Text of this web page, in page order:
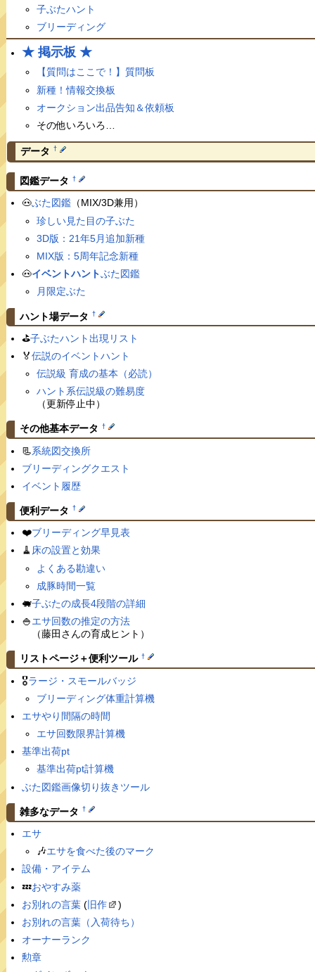
子ぶたハント
ブリーディング
★ 掲示板 ★
【質問はここで！】質問板
新種！情報交換板
オークション出品告知＆依頼板
その他いろいろ…
データ †
図鑑データ †
🐽ぶた図鑑（MIX/3D兼用）
珍しい見た目の子ぶた
3D版：21年5月追加新種
MIX版：5周年記念新種
🐽イベントハントぶた図鑑
月限定ぶた
ハント場データ †
⛳️子ぶたハント出現リスト
🏅伝説のイベントハント
伝説級 育成の基本（必読）
ハント系伝説級の難易度
（更新停止中）
その他基本データ †
📃系統図交換所
ブリーディングクエスト
イベント履歴
便利データ †
❤️ブリーディング早見表
🧹 床の設置と効果
よくある勘違い
成豚時間一覧
🐖子ぶたの成長4段階の詳細
🍚エサ回数の推定の方法
（藤田さんの育成ヒント）
リストページ＋便利ツール †
🎖ラージ・スモールバッジ
ブリーディング体重計算機
エサやり間隔の時間
エサ回数限界計算機
基準出荷pt
基準出荷pt計算機
ぶた図鑑画像切り抜きツール
雑多なデータ †
エサ
🎶エサを食べた後のマーク
設備・アイテム
💤おやすみ薬
お別れの言葉(旧作
)
お別れの言葉（入荷待ち）
オーナーランク
勲章